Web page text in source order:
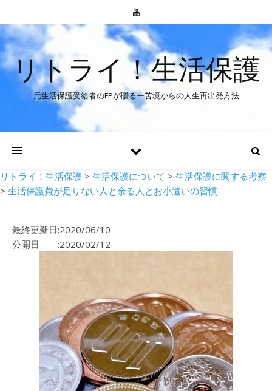
リトライ！生活保護
元生活保護受給者のFPが贈るー苦境からの人生再出発方法
リトライ！生活保護 > 生活保護について > 生活保護に関する考察
> 生活保護費が足りない人と余る人とお小遣いの習慣
最終更新日:2020/06/10
公開日 :2020/02/12